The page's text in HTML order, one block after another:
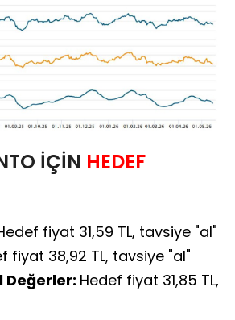
İÇİN HEDEF
fiyat 31,59 TL, tavsiye "al"
fiyat 38,92 TL, tavsiye "al"
Değerler: Hedef fiyat 31,85 TL,